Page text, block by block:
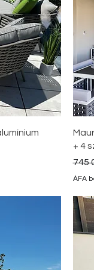
+ 4
745
ÁFA